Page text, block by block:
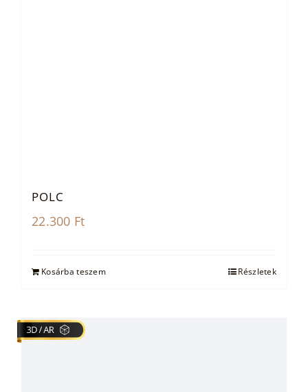
POLC
22.300 Ft
Kosárba teszem Részletek